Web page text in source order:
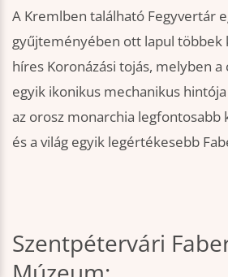
A Kremlben található Fegyvertár
gyűjteményében ott lapul többek
híres Koronázási tojás, melyben a
egyik ikonikus mechanikus
az orosz monarchia legfontosabb
és a világ egyik legértékesebb
Szentpétervári